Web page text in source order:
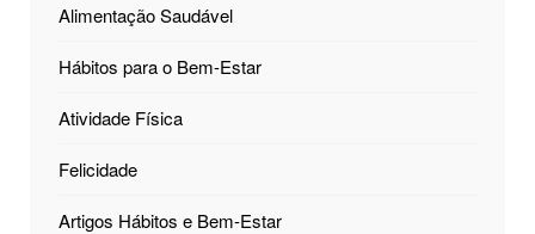
Alimentação Saudável
Hábitos para o Bem-Estar
Atividade Física
Felicidade
Artigos Hábitos e Bem-Estar